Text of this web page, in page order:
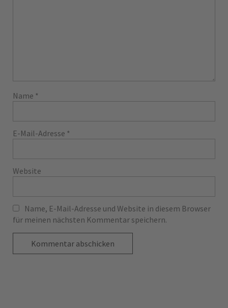
Name *
E-Mail-Adresse *
Website
Name, E-Mail-Adresse und Website in diesem Browser
für meinen nächsten Kommentar speichern.